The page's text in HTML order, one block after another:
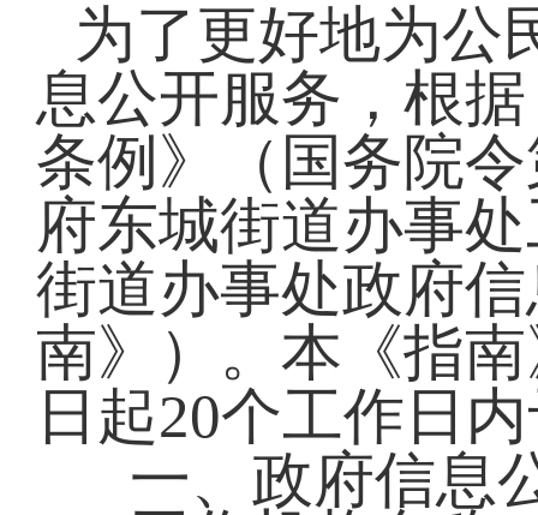
为了更好地为公
息公开服务，根
条例》（国务院
府东城街道办事
街道办事处政府
南》）。本《指
日起20个工作日
一、政府信息